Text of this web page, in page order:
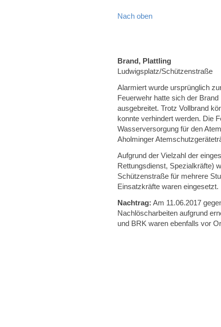
Nach oben
Brand, Plattling
Ludwigsplatz/Schützenstraße
Alarmiert wurde ursprünglich
Feuerwehr hatte sich der
ausgebreitet. Trotz Vollbrand
konnte verhindert werden. Die
Wasserversorgung für den
Aholminger
Aufgrund der Vielzahl der
Rettungsdienst, Spezialkräfte)
Schützenstraße für mehrere
Einsatzkräfte waren eingesetzt.
Nachtrag: Am 11.06.2017
Nachlöscharbeiten aufgrund
und BRK waren ebenfalls vor